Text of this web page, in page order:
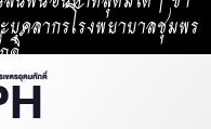
คลากรโรงพยาบาลชุมพร
ดิ์